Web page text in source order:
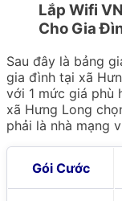
Lắp Wifi
Cho Gia
Sau đây là bảng
gia đình tại xã
với 1 mức giá phù
xã Hưng Long
phải là nhà mạng
Gói Cước